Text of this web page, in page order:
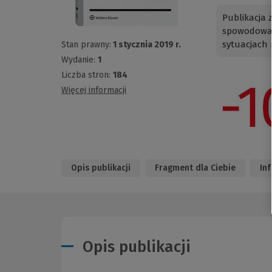
Stan prawny: 1 stycznia 2019 r.
Wydanie: 1
Liczba stron: 184
Więcej informacji
Publikacja
sytuacjach
Opis publikacji Fragment dla Ciebie
Opis publikacji